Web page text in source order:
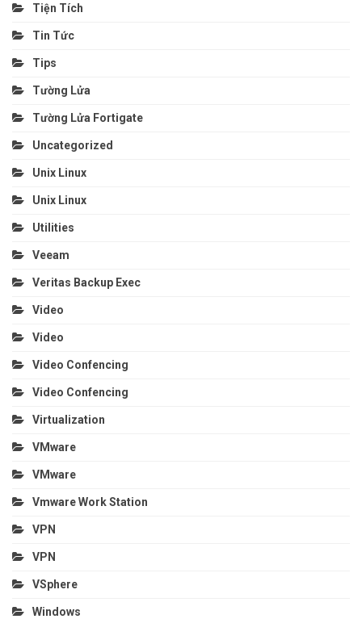
Tiện Tích
Tin Tức
Tips
Tường Lửa
Tường Lửa Fortigate
Uncategorized
Unix Linux
Unix Linux
Utilities
Veeam
Veritas Backup Exec
Video
Video
Video Confencing
Video Confencing
Virtualization
VMware
VMware
Vmware Work Station
VPN
VPN
VSphere
Windows